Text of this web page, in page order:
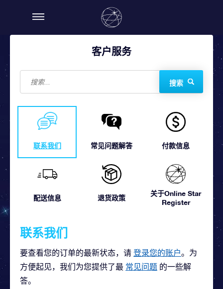
客户服务
搜索
联系我们 常见问题解答 付款信息
配送信息 退货政策
关于Online Star
Register
联系我们
要查看您的订单的最新状态，请 登录您的账户。为
方便起见，我们为您提供了最 常见问题 的一些解
答。